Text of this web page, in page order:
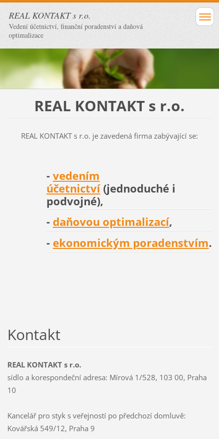
REAL KONTAKT s r.o.
Vedení účetnictví, finanční poradenství a daňová
optimalizace
REAL KONTAKT s r.o.
REAL KONTAKT s r.o. je zavedená firma zabývající se:
-vedením
účetnictví(jednoduché i
podvojné),
- daňovou optimalizací,
- ekonomickým poradenstvím.
Kontakt
REAL KONTAKT s r.o.
sídlo a korespondeční adresa: Mírová 1/528, 103 00, Praha
10
Kancelář pro styk s veřejností po předchozí domluvě:
Kovářská 549/12, Praha 9